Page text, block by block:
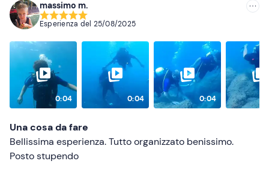
Più recenti
Meno recenti
Più alte
Più basse
massimo m.
Esperienza del 25/08/2025
0:04 0:04 0:04
Una cosa da fare
Bellissima esperienza. Tutto organizzato benissimo.
Posto stupendo